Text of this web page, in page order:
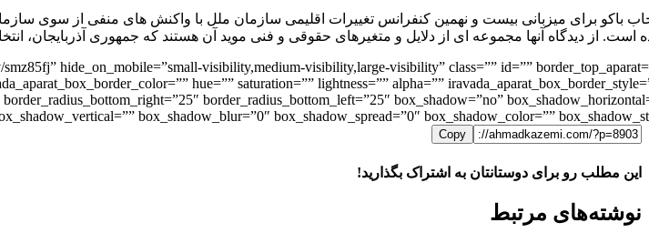
بزرگ
باکو برای میزبانی بیست و نهمین کنفرانس تغییرات اقلیمی سازمان ملل با واکنش های منفی از سوی
است. از دیدگاه آنها مجموعه ای از دلایل و متغیرهای حقوقی و فنی موید آن هستند که جمهوری آذربایجان،
hide_on_mobile=”small-visibility,medium-visibility,large-visibility” class=”” id=””
hue=”” saturation=”” lightness=”” alpha=””
border_radius_bottom_left=”25″ box_shadow=”no”
box_shadow_blur=”0″ box_shadow_spread=”0″ box_shadow_color=””
Copy
این مطلب رو برای دوستانتان به اشتراک بگذارید!
FacebookX
LinkedIn
WhatsApp
Telegram
ایمیل
نوشته‌‌های مرتبط